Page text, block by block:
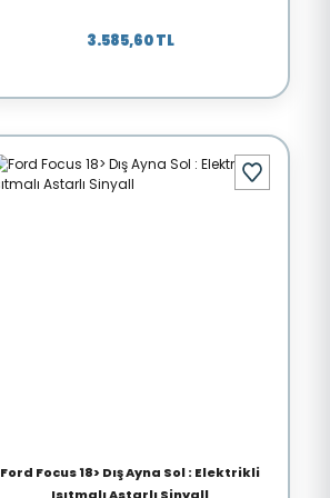
3.585,60 TL
Ford Focus 18> Dış Ayna Sol : Elektrikli